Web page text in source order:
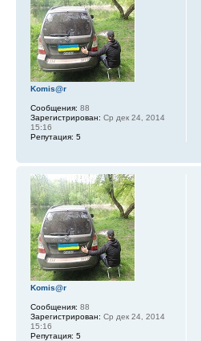
Komis@r
Сообщения: 88
Зарегистрирован: Ср дек 24, 2014
15:16
Репутация: 5
Komis@r
Сообщения: 88
Зарегистрирован: Ср дек 24, 2014
15:16
Репутация: 5